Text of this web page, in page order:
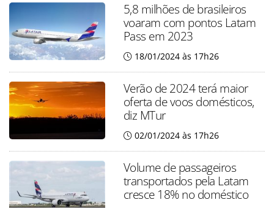
5,8 milhões de brasileiros
voaram com pontos Latam
Pass em 2023
18/01/2024 às 17h26
Verão de 2024 terá maior
oferta de voos domésticos,
diz MTur
02/01/2024 às 17h26
Volume de passageiros
transportados pela Latam
cresce 18% no doméstico